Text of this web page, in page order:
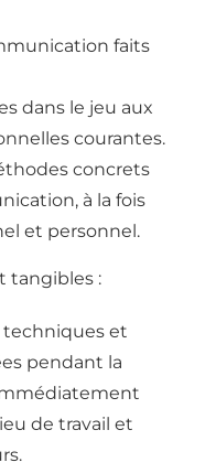
faits
dans le jeu aux
courantes.
concrets
à la fois
et personnel.
tangibles :
techniques et
pendant la
de travail et